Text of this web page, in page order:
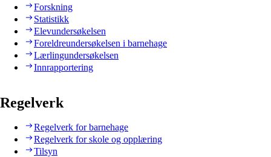
Forskning
Statistikk
Elevundersøkelsen
Foreldreundersøkelsen i barnehage
Lærlingundersøkelsen
Innrapportering
Regelverk
Regelverk for barnehage
Regelverk for skole og opplæring
Tilsyn